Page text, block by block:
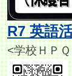
R7 英語
<学校ＨＰ